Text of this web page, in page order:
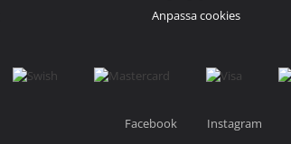
Anpassa cookies
Facebook Instagram